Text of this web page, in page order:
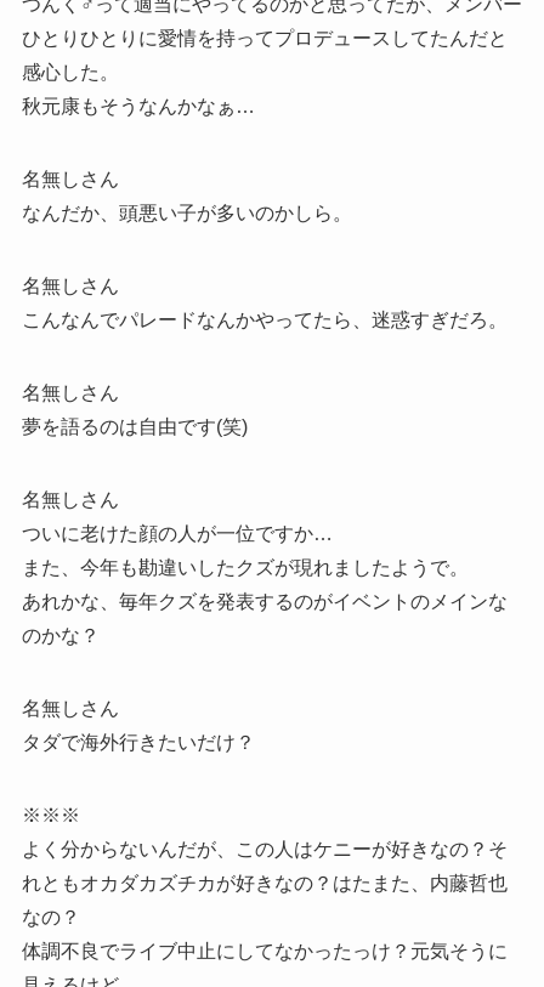
つんく♂って適当にやってるのかと思ってたが、メンバー
ひとりひとりに愛情を持ってプロデュースしてたんだと
感心した。
秋元康もそうなんかなぁ…
名無しさん
なんだか、頭悪い子が多いのかしら。
名無しさん
こんなんでパレードなんかやってたら、迷惑すぎだろ。
名無しさん
夢を語るのは自由です(笑)
名無しさん
ついに老けた顔の人が一位ですか…
また、今年も勘違いしたクズが現れましたようで。
あれかな、毎年クズを発表するのがイベントのメインな
のかな？
名無しさん
タダで海外行きたいだけ？
※※※
よく分からないんだが、この人はケニーが好きなの？そ
れともオカダカズチカが好きなの？はたまた、内藤哲也
なの？
体調不良でライブ中止にしてなかったっけ？元気そうに